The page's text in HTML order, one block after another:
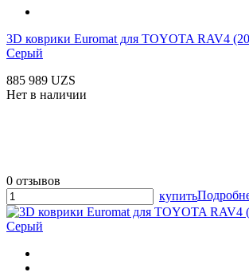
3D коврики Euromat для TOYOTA RAV4
Серый
885 989 UZS
Нет в наличии
0 отзывов
купить